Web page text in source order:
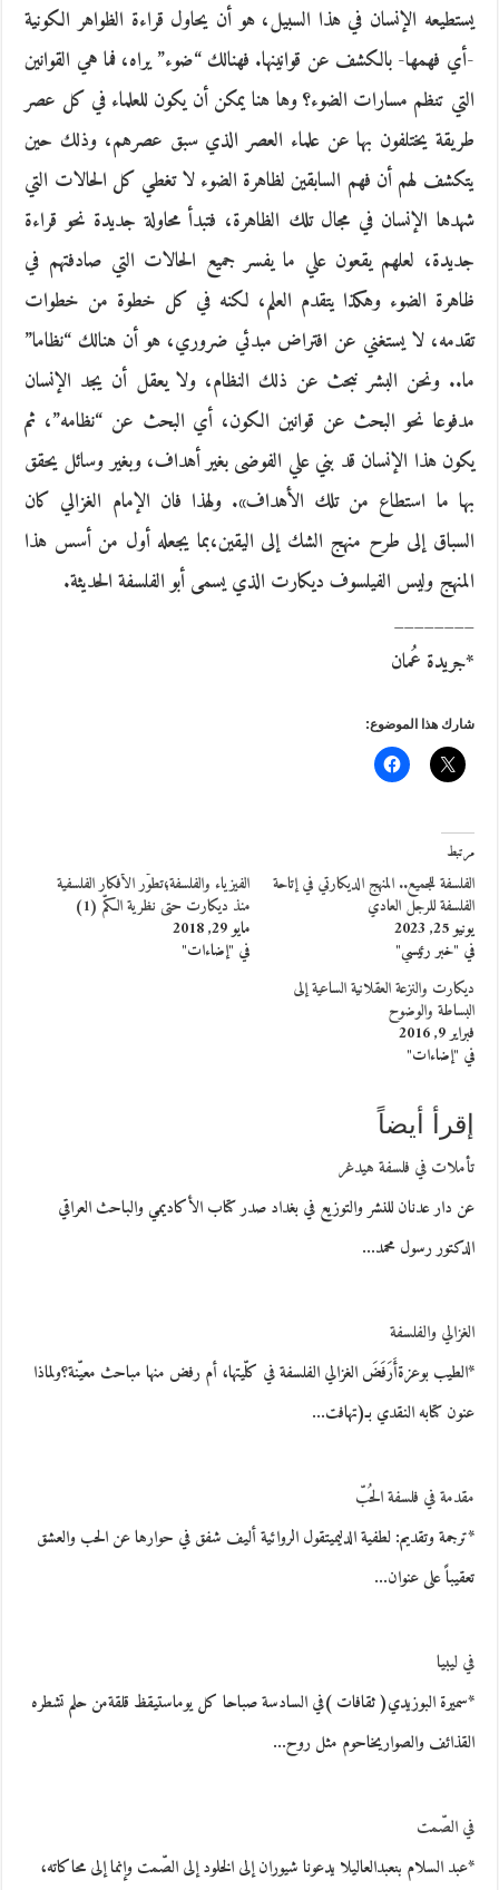
يستطيعه الإنسان في هذا السبيل، هو أن يحاول قراءة الظواهر الكونية
-أي فهمها- بالكشف عن قوانينها. فهنالك “ضوء” يراه، فما هي القوانين
التي تنظم مسارات الضوء؟ وها هنا يمكن أن يكون للعلماء في كل عصر
طريقة يختلفون بها عن علماء العصر الذي سبق عصرهم، وذلك حين
يتكشف لهم أن فهم السابقين لظاهرة الضوء لا تغطي كل الحالات التي
شهدها الإنسان في مجال تلك الظاهرة، فتبدأ محاولة جديدة نحو قراءة
جديدة، لعلهم يقعون علي ما يفسر جميع الحالات التي صادفتهم في
ظاهرة الضوء وهكذا يتقدم العلم، لكنه في كل خطوة من خطوات
تقدمه، لا يستغني عن افتراض مبدئي ضروري، هو أن هنالك “نظاما”
ما.. ونحن البشر نبحث عن ذلك النظام، ولا يعقل أن يجد الإنسان
مدفوعا نحو البحث عن قوانين الكون، أي البحث عن “نظامه”، ثم
يكون هذا الإنسان قد بني علي الفوضى بغير أهداف، وبغير وسائل يحقق
بها ما استطاع من تلك الأهداف». ولهذا فان الإمام الغزالي كان
السباق إلى طرح منهج الشك إلى اليقين،بما يجعله أول من أسس هذا
المنهج وليس الفيلسوف ديكارت الذي يسمى أبو الفلسفة الحديثة.
________
*جريدة عُمان
شارك هذا الموضوع:
مرتبط
الفلسفة للجميع.. المنهج الديكارتي في إتاحة
الفلسفة للرجل العادي
يونيو 25, 2023
في "خبر رئيسي"
الفيزياء والفلسفة؛تطوّر الأفكار الفلسفية
منذ ديكارت حتى نظرية الكمّ (1)
مايو 29, 2018
في "إضاءات"
ديكارت والنزعة العقلانية الساعية إلى
البساطة والوضوح
فبراير 9, 2016
في "إضاءات"
إقرأ أيضاً
تأملات في فلسفة هيدغر
عن دار عدنان للنشر والتوزيع في بغداد صدر كتاب الأكاديمي والباحث العراقي
الدكتور رسول محمد…
الغزالي والفلسفة
*الطيب بوعزةأَرَفَضَ الغزالي الفلسفة في كلّيتها، أم رفض منها مباحث معيّنة؟ولماذا
عنون كتابه النقدي بـ(تهافت…
مقدمة في فلسفة الحُبّ
*ترجمة وتقديم: لطفية الدليميتقول الروائية أليف شفق في حوارها عن الحب والعشق
تعقيباً على عنوان…
في ليبيا
*سميرة البوزيدي( ثقافات )في السادسة صباحا كل يوماستيقظ قلقةمن حلم تشطره
القذائف والصواريخاحوم مثل روح…
في الصّمت
*عبد السلام بنعبدالعاليلا يدعونا شيوران إلى الخلود إلى الصّمت وإنما إلى محاكاته،